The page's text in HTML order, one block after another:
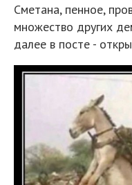
Сметана, пенное,
множество других
далее в посте -